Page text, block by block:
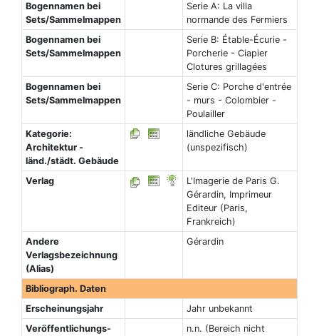
Bogennamen bei
Sets/Sammelmappen
Serie A: La villa
normande des Fermiers
Bogennamen bei
Sets/Sammelmappen
Serie B: Étable-Écurie -
Porcherie - Ciapier
Clotures grillagées
Bogennamen bei
Sets/Sammelmappen
Serie C: Porche d'entrée
- murs - Colombier -
Poulailler
Kategorie:
Architektur -
länd./städt. Gebäude
ländliche Gebäude
(unspezifisch)
Verlag
L'Imagerie de Paris G.
Gérardin, Imprimeur
Editeur (Paris,
Frankreich)
Andere
Verlagsbezeichnung
(Alias)
Gérardin
Bibliograph. Daten
Erscheinungsjahr
Jahr unbekannt
Veröffentlichungs-
n.n. (Bereich nicht